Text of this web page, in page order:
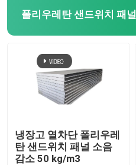
폴리우레탄 샌드위치 패널
냉장고 열차단 폴리우레
탄 샌드위치 패널 소음
감소 50 kg/m3